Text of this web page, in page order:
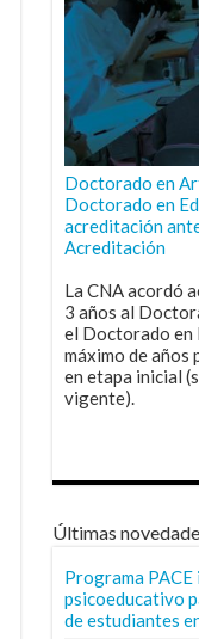
Doctorado en
Doctorado en
acreditación
Acreditación
La CNA acordó
3 años al
el Doctorado en
máximo de años
en etapa inicial
vigente).
Últimas
Programa
psicoeducativo
de estudiantes